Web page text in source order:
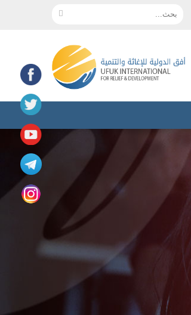
بحث...